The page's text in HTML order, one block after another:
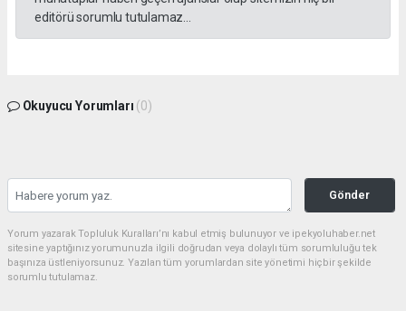
editörü sorumlu tutulamaz...
Okuyucu Yorumları (0)
Gönder
Yorum yazarak Topluluk Kuralları’nı kabul etmiş bulunuyor ve ipekyoluhaber.net
sitesine yaptığınız yorumunuzla ilgili doğrudan veya dolaylı tüm sorumluluğu tek
başınıza üstleniyorsunuz. Yazılan tüm yorumlardan site yönetimi hiçbir şekilde
sorumlu tutulamaz.